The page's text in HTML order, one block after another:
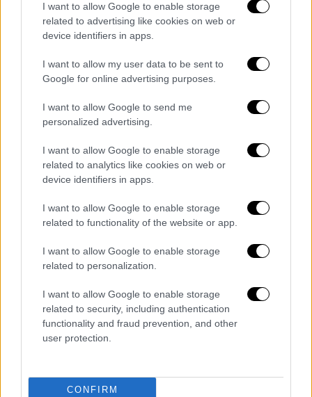
I want to allow Google to enable storage
related to advertising like cookies on web or
device identifiers in apps.
I want to allow my user data to be sent to
Google for online advertising purposes.
I want to allow Google to send me
personalized advertising.
I want to allow Google to enable storage
related to analytics like cookies on web or
device identifiers in apps.
I want to allow Google to enable storage
related to functionality of the website or app.
I want to allow Google to enable storage
related to personalization.
I want to allow Google to enable storage
related to security, including authentication
functionality and fraud prevention, and other
user protection.
CONFIRM
του ΑΕΠ για τις αμιγώς αμυντικές δαπάνες
(και τον επιπλέον στόχο του 1,5%). Οι
τον σχετικό στόχο της Χάγης είναι η
Πολωνία, η Εσθονία, η Λετονία και η
Λιθουανία.
Ο πρωθυπουργός έχει επανειλημμένα
τονίσει την ανάγκη η Ευρώπη να επενδύσει
περισσότερο και αποτελεσματικότερα στη
συλλογική της άμυνα, να ενισχύσει την
ευρωπαϊκή αμυντική βιομηχανική βάση και να
διαμορφώσει έναν ισχυρότερο ευρωπαϊκό
Κυβερνητικές πηγές λένε πως η θέση της
χώρας παραμένει σταθερή: μια ισχυρότερη
αμυντικά Ευρώπη δεν λειτουργεί
ανταγωνιστικά προς τις Ηνωμένες
Πολιτείες, αλλά αποτελεί έναν ισχυρότερο
τελικά σε ένα ισχυρότερο ΝΑΤΟ.